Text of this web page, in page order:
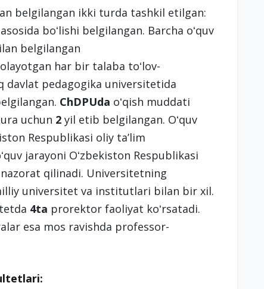
belgilangan ikki turda tashkil etilgan:
boʻlishi belgilangan. Barcha oʻquv
belgilangan
har bir talaba toʻlov-
davlat pedagogika universitetida
ChDPUda oʻqish muddati
uchun 2 yil etib belgilangan. Oʻquv
Respublikasi oliy taʼlim
jarayoni Oʻzbekiston Respublikasi
qilinadi. Universitetning
universitet va institutlari bilan bir xil.
4ta prorektor faoliyat koʻrsatadi.
esa mos ravishda professor-